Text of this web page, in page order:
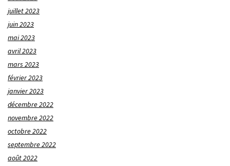
juillet 2023
juin 2023
mai 2023
avril 2023
mars 2023
février 2023
janvier 2023
décembre 2022
novembre 2022
octobre 2022
septembre 2022
août 2022